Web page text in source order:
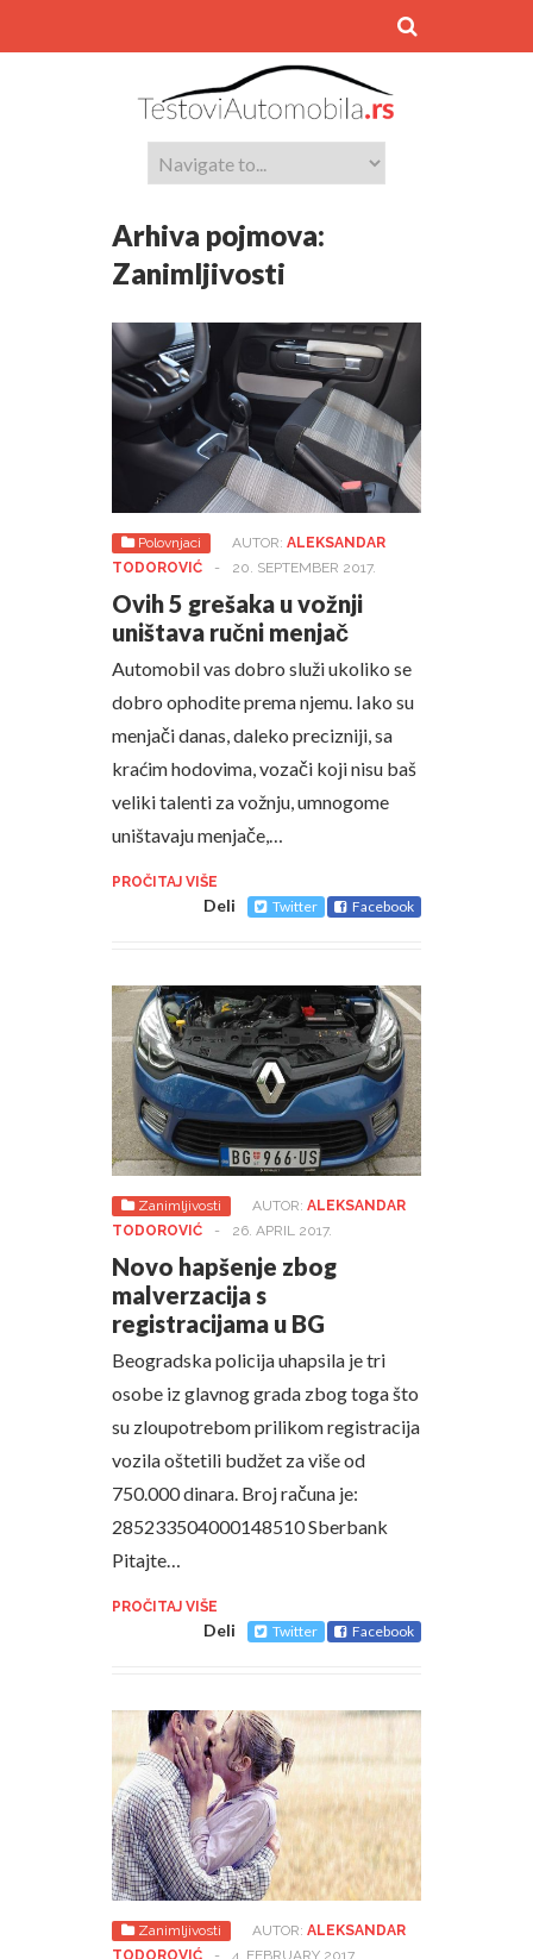
Arhiva pojmova:
Zanimljivosti
Polovnjaci AUTOR: ALEKSANDAR
TODOROVIĆ
- 20. SEPTEMBER 2017.
Ovih 5 grešaka u vožnji
uništava ručni menjač
Automobil vas dobro služi ukoliko se
dobro ophodite prema njemu. Iako su
menjači danas, daleko precizniji, sa
kraćim hodovima, vozači koji nisu baš
veliki talenti za vožnju, umnogome
uništavaju menjače,…
PROČITAJ VIŠE
Deli Twitter Facebook
Zanimljivosti AUTOR: ALEKSANDAR
TODOROVIĆ
- 26. APRIL 2017.
Novo hapšenje zbog
malverzacija s
registracijama u BG
Beogradska policija uhapsila je tri
osobe iz glavnog grada zbog toga što
su zloupotrebom prilikom registracija
vozila oštetili budžet za više od
750.000 dinara. Broj računa je:
285233504000148510 Sberbank
Pitajte…
PROČITAJ VIŠE
Deli Twitter Facebook
Zanimljivosti AUTOR: ALEKSANDAR